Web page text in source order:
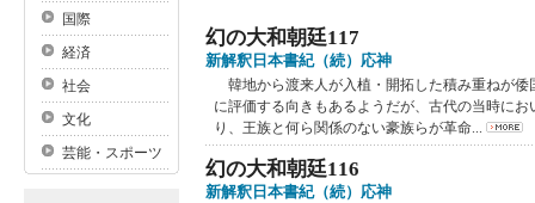
国際
経済
社会
文化
芸能・スポーツ
幻の大和朝廷117
新解釈日本書紀（続）応神
韓地から渡来人が入植・開拓した積み重ねが
に評価する向きもあるようだが、古代の当時に
り、王族と何ら関係のない豪族らが革命...
幻の大和朝廷116
新解釈日本書紀（続）応神